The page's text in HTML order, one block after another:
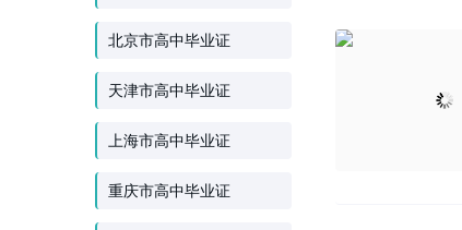
北京市高中毕业证
天津市高中毕业证
上海市高中毕业证
重庆市高中毕业证